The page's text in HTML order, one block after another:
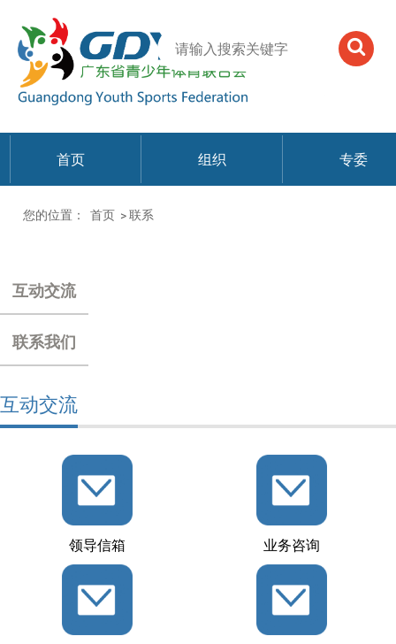
首页 组织 专委
您的位置： 首页 >联系
互动交流
联系我们
互动交流
领导信箱 业务咨询